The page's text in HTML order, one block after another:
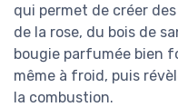
qui permet de créer
de la rose, du bois de
bougie parfumée bien
même à froid, puis
la combustion.